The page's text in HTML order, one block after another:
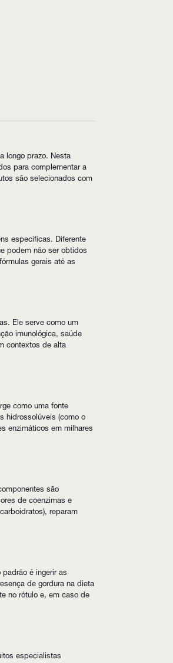
longo prazo. Nesta
para complementar a
são selecionados com
específicas. Diferente
podem não ser obtidos
gerais até as
Ele serve como um
imunológica, saúde
contextos de alta
como uma fonte
hidrossolúveis (como o
enzimáticos em milhares
são
de coenzimas e
reparam
é ingerir as
de gordura na dieta
no rótulo e, em caso de
especialistas